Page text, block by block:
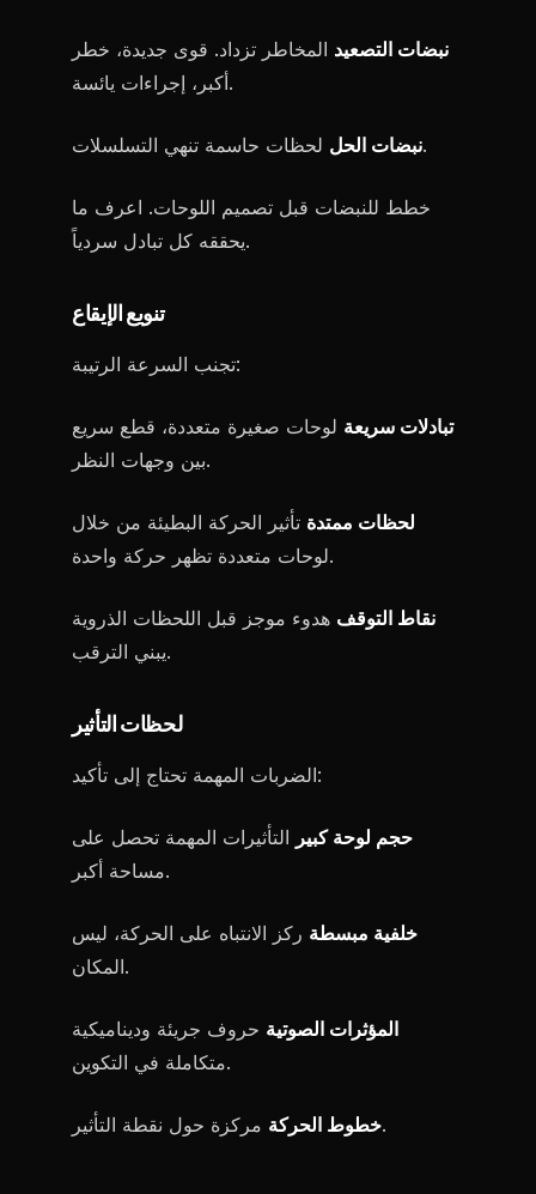
نبضات التصعيد المخاطر تزداد. قوى جديدة، خطر
أكبر، إجراءات يائسة.
نبضات الحللحظات حاسمة تنهي التسلسلات.
خطط للنبضات قبل تصميم اللوحات. اعرف ما
يحققه كل تبادل سردياً.
تنويع الإيقاع
تجنب السرعة الرتيبة:
تبادلات سريعة لوحات صغيرة متعددة، قطع سريع
بين وجهات النظر.
لحظات ممتدة تأثير الحركة البطيئة من خلال
لوحات متعددة تظهر حركة واحدة.
نقاط التوقف هدوء موجز قبل اللحظات الذروية
يبني الترقب.
لحظات التأثير
الضربات المهمة تحتاج إلى تأكيد:
حجم لوحة كبير التأثيرات المهمة تحصل على
مساحة أكبر.
خلفية مبسطة ركز الانتباه على الحركة، ليس
المكان.
المؤثرات الصوتية حروف جريئة وديناميكية
متكاملة في التكوين.
خطوط الحركةمركزة حول نقطة التأثير.